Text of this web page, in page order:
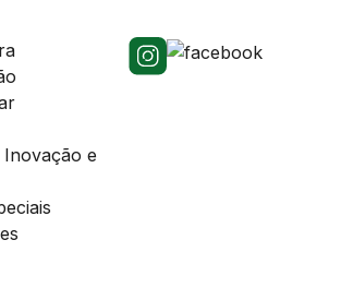
Inovação e